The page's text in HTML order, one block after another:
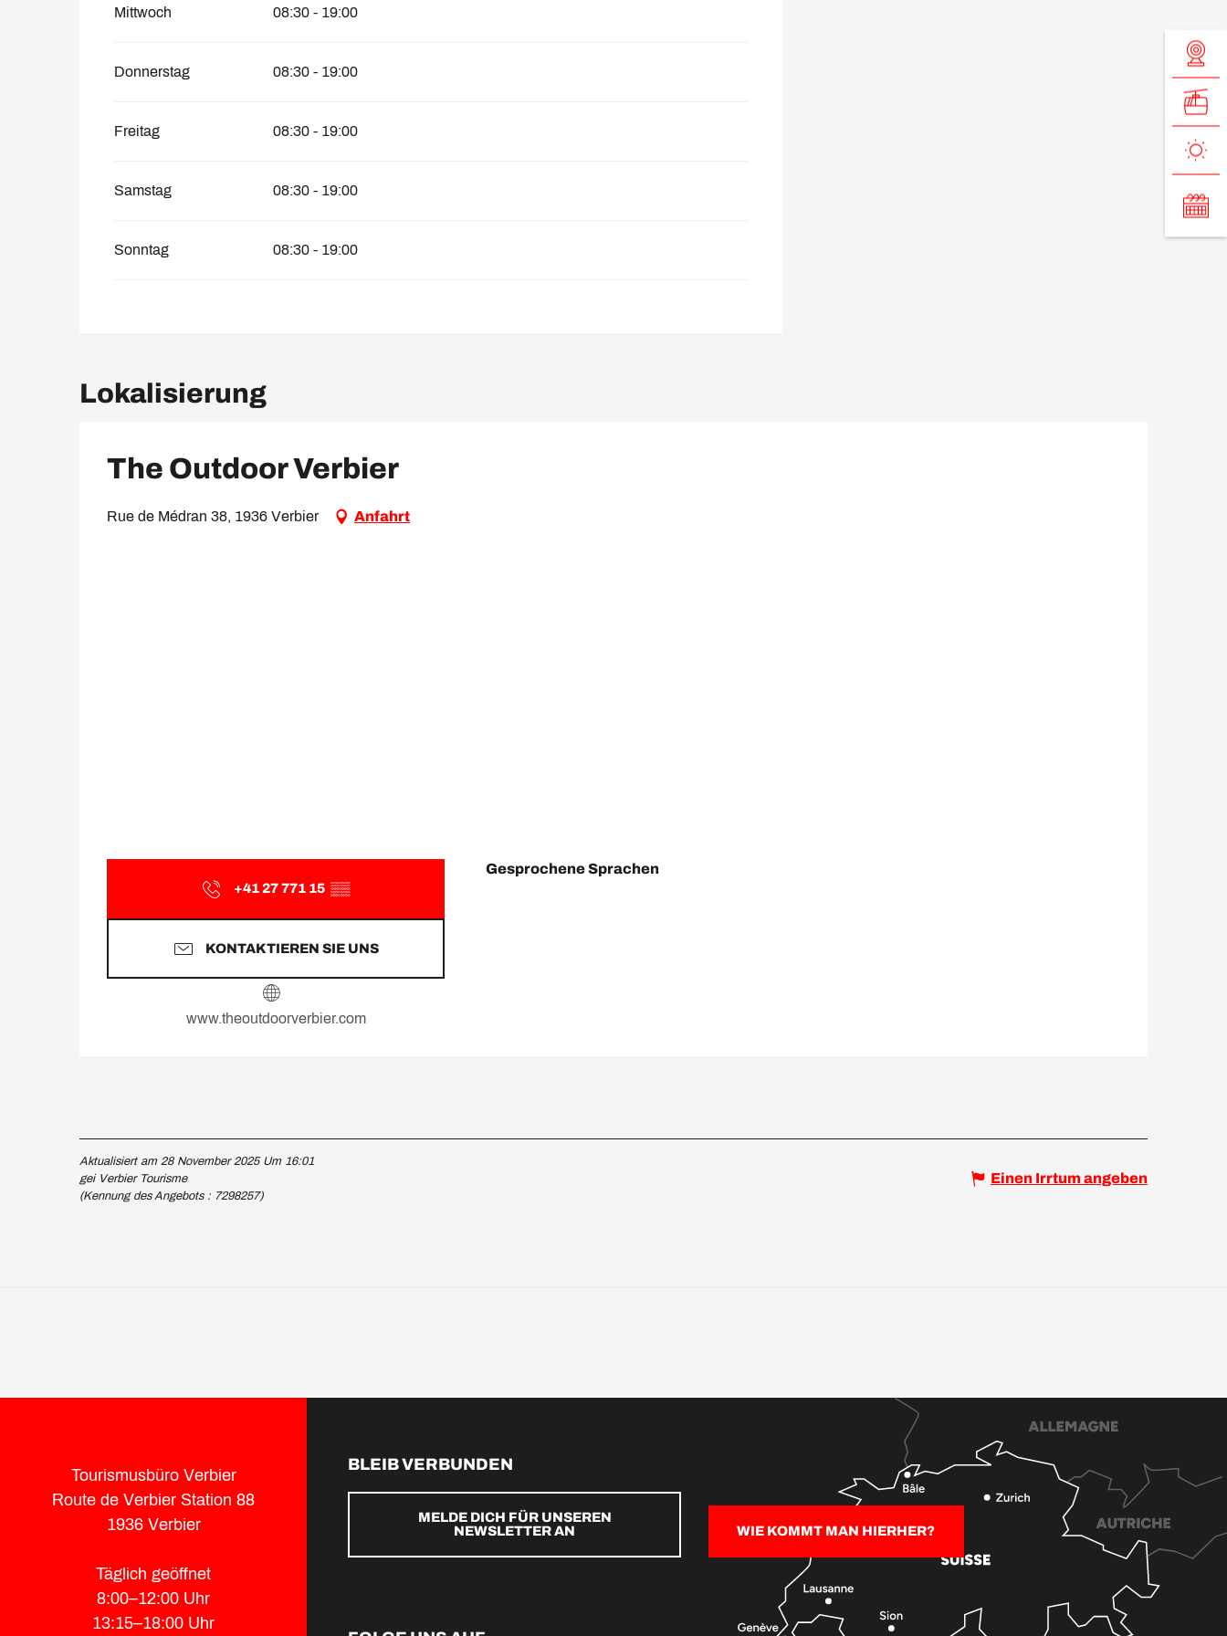
Mittwoch 08:30 - 19:00
Donnerstag 08:30 - 19:00
Freitag 08:30 - 19:00
Samstag 08:30 - 19:00
Sonntag 08:30 - 19:00
Lokalisierung
The Outdoor Verbier
Rue de Médran 38, 1936 Verbier Anfahrt
+41 27 771 15 ▒▒
KONTAKTIEREN SIE UNS
www.theoutdoorverbier.com
Gesprochene Sprachen
Gesprochene Sprachen
Aktualisiert am 28 November 2025 Um 16:01
gei Verbier Tourisme
(Kennung des Angebots : 7298257)
Einen Irrtum angeben
Tourismusbüro Verbier
Route de Verbier Station 88
1936 Verbier
Täglich geöffnet
8:00–12:00 Uhr
13:15–18:00 Uhr
BLEIB VERBUNDEN
MELDE DICH FÜR UNSEREN
NEWSLETTER AN
WIE KOMMT MAN HIERHER?